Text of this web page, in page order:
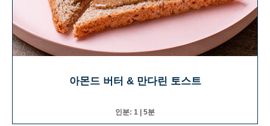
아몬드 버터 & 만다린 토스트
인분: 1 | 5분